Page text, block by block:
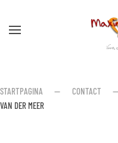
Skip to main content
STARTPAGINA CONTACT
VAN DER MEER